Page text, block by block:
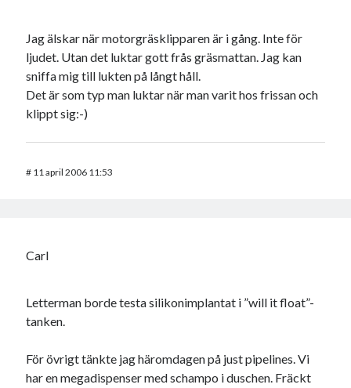
Jag älskar när motorgräsklipparen är i gång. Inte för
ljudet. Utan det luktar gott frås gräsmattan. Jag kan
sniffa mig till lukten på långt håll.
Det är som typ man luktar när man varit hos frissan och
klippt sig:-)
# 11 april 2006 11:53
Carl
Letterman borde testa silikonimplantat i ”will it float”-
tanken.
För övrigt tänkte jag häromdagen på just pipelines. Vi
har en megadispenser med schampo i duschen. Fräckt